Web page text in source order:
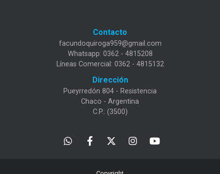
Contacto
facundoquiroga959@gmail.com
Whatsapp: 0362 - 4815208
Líneas Comercial: 0362 - 4815132
Dirección
Pueyrredón 804 - Resistencia
Chaco - Argentina
C.P.: (3500)